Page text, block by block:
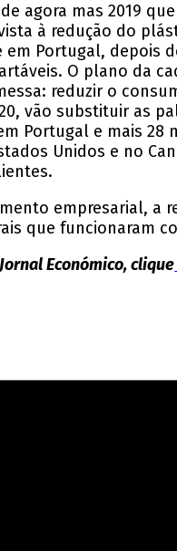
agora mas 2019
à redução do
Portugal, depois
O plano da
reduzir o
vão substituir as
Portugal e mais
Unidos e no
empresarial, a
que funcionaram
Económico, clique